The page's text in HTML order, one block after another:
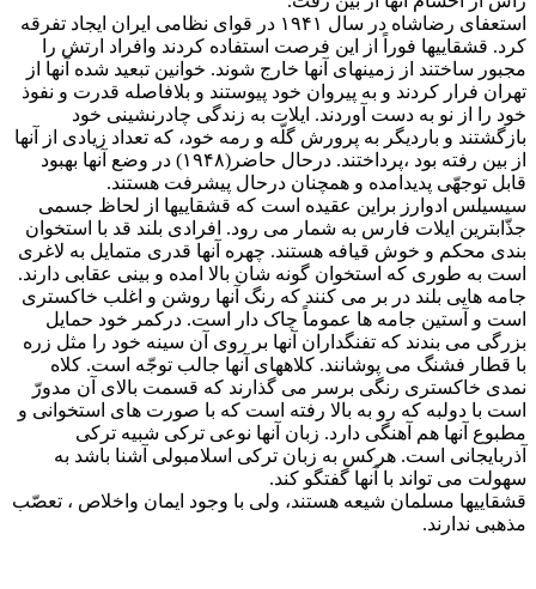
استعفای رضاشاه در سال ۱۹۴۱ در قوای نظامی ایران ایجاد تفرقه
کرد. قشقاییها فوراً از این فرصت استفاده کردند وافراد ارتش را
مجبور ساختند از زمینهای آنها خارج شوند. خوانین تبعید شده آنها از
تهران فرار کردند و به پیروان خود پیوستند و بلافاصله قدرت و نفوذ
خود را از نو به دست آوردند. ایلات به زندگی چادرنشینی خود
بازگشتند و باردیگر به پرورش گلّه و رمه خود، که تعداد زیادی از آنها
از بین رفته بود ،پرداختند. درحال حاضر(۱۹۴۸) در وضع آنها بهبود
قابل توجهّی پدیدامده و همچنان درحال پیشرفت هستند.
سیسیلس ادوارز براین عقیده است که قشقاییها از لحاظ جسمی
جذّابترین ایلات فارس به شمار می رود. افرادی بلند قد با استخوان
بندی محکم و خوش قیافه هستند. چهره آنها قدری متمایل به لاغری
است به طوری که استخوان گونه شان بالا امده و بینی عقابی دارند.
جامه هایی بلند در بر می کنند که رنگ آنها روشن و اغلب خاکستری
است و آستین جامه ها عموماً چاک دار است. درکمر خود حمایل
بزرگی می بندند که تفنگداران آنها بر روی آن سینه خود را مثل زره
با قطار فشنگ می پوشانند. کلاههای آنها جالب توجّه است. کلاه
نمدی خاکستری رنگی برسر می گذارند که قسمت بالای آن مدورّ
است با دولبه که رو به بالا رفته است که با صورت های استخوانی و
مطبوع آنها هم آهنگی دارد. زبان آنها نوعی ترکی شبیه ترکی
آذربایجانی است. هرکس به زبان ترکی اسلامبولی آشنا باشد به
سهولت می تواند با آنها گفتگو کند.
قشقاییها مسلمان شیعه هستند، ولی با وجود ایمان واخلاص ، تعصّب
مذهبی ندارند.